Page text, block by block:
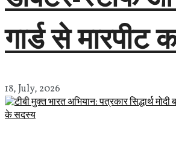
गार्ड से मारपीट
18, July, 2026